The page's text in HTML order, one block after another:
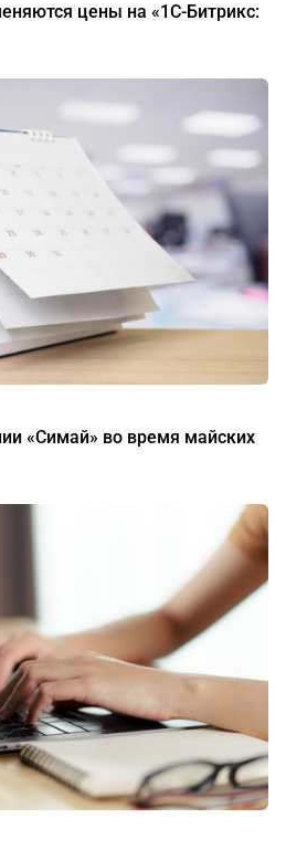
цены на «1С-Битрикс:
«Симай» во время майских